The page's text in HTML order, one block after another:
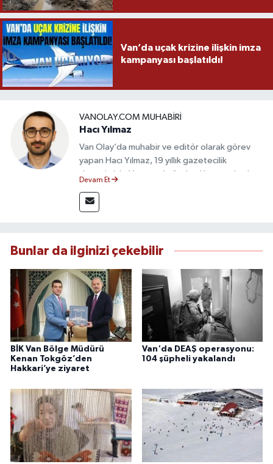
Van’da uçak krizine ilişkin imza
kampanyası başlatıldı!
VANOLAY.COM MUHABIRI
Hacı Yılmaz
Van Olay’da muhabir ve editör olarak görev
yapan Hacı Yılmaz, 19 yıllık gazetecilik
deneyimiyle Van yerel gündemi başta olmak
takip etmektedir. Editoryal sürece katkı sunan
Yılmaz, tarafsızlık, doğruluk ve etik ilkeler
bilgilendirmektedir.
Devam Et
Bunlar da ilginizi çekebilir
BİK Van Bölge Müdürü
Kenan Tokgöz’den
Hakkari’ye ziyaret
Van'da DEAŞ operasyonu:
104 şüpheli yakalandı